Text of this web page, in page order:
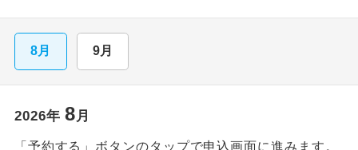
8月 9月
2026年 8月
「予約する」ボタンのタップで申込画面に進みます。